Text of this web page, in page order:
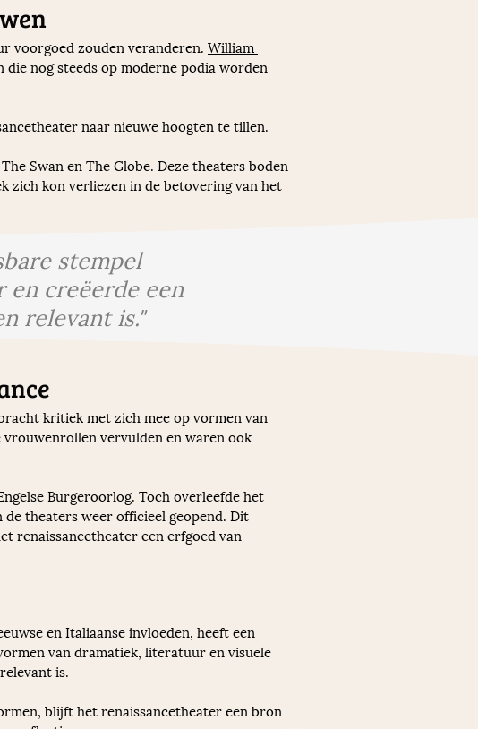
voorgoed zouden veranderen. William
nog steeds op moderne podia worden
naar nieuwe hoogten te tillen.
Swan en The Globe. Deze theaters boden
zich kon verliezen in de betovering van het
stempel
en creëerde een
relevant is."
kritiek met zich mee op vormen van
vervulden en waren ook
Burgeroorlog. Toch overleefde het
theaters weer officieel geopend. Dit
renaissancetheater een erfgoed van
en Italiaanse invloeden, heeft een
van dramatiek, literatuur en visuele
is.
blijft het renaissancetheater een bron